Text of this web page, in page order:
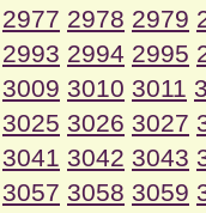
2977 2978 2979
2993 2994 2995
3009 3010 3011
3025 3026 3027
3041 3042 3043
3057 3058 3059